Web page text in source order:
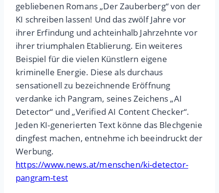
gebliebenen Romans „Der Zauberberg“ von der
KI schreiben lassen! Und das zwölf Jahre vor
ihrer Erfindung und achteinhalb Jahrzehnte vor
ihrer triumphalen Etablierung. Ein weiteres
Beispiel für die vielen Künstlern eigene
kriminelle Energie. Diese als durchaus
sensationell zu bezeichnende Eröffnung
verdanke ich Pangram, seines Zeichens „AI
Detector“ und „Verified AI Content Checker“.
Jeden KI-generierten Text könne das Blechgenie
dingfest machen, entnehme ich beeindruckt der
Werbung.
https://www.news.at/menschen/ki-detector-
pangram-test